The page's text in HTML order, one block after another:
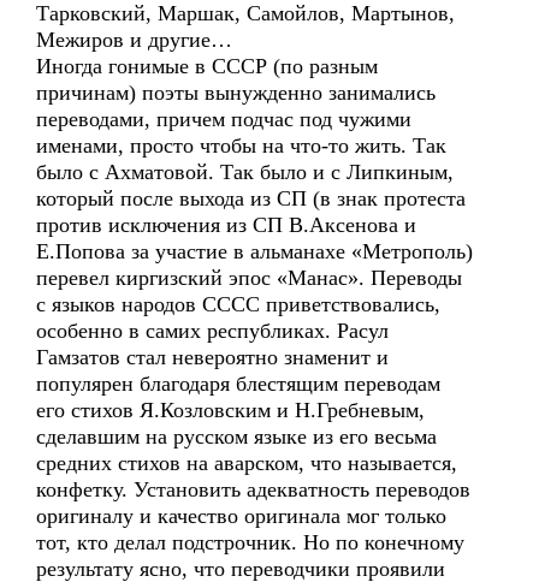
Тарковский, Маршак, Самойлов, Мартынов,
Межиров и другие…
Иногда гонимые в СССР (по разным
причинам) поэты вынужденно занимались
переводами, причем подчас под чужими
именами, просто чтобы на что-то жить. Так
было с Ахматовой. Так было и с Липкиным,
который после выхода из СП (в знак протеста
против исключения из СП В.Аксенова и
Е.Попова за участие в альманахе «Метрополь)
перевел киргизский эпос «Манас». Переводы
с языков народов СССС приветствовались,
особенно в самих республиках. Расул
Гамзатов стал невероятно знаменит и
популярен благодаря блестящим переводам
его стихов Я.Козловским и Н.Гребневым,
сделавшим на русском языке из его весьма
средних стихов на аварском, что называется,
конфетку. Установить адекватность переводов
оригиналу и качество оригинала мог только
тот, кто делал подстрочник. Но по конечному
результату ясно, что переводчики проявили